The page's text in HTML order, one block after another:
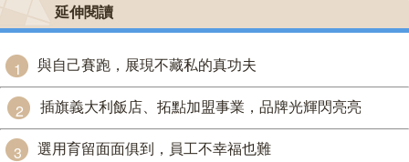
延伸閱讀
1 與自己賽跑，展現不藏私的真功夫
2 插旗義大利飯店、拓點加盟事業，品牌光輝閃亮亮
3 選用育留面面俱到，員工不幸福也難